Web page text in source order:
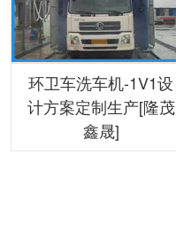
环卫车洗车机-1V1设
计方案定制生产[隆茂
鑫晟]